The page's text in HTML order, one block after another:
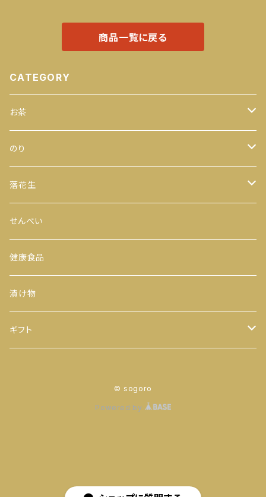
商品一覧に戻る
CATEGORY
お茶
緑茶
100ｇ
200ｇ
玄米茶
茎茶
玉露
番茶
ほうじ茶
のり
全型
手巻のり
おにぎりのり
カットのり
八千代 八福神のり
落花生
からつき
平袋（中袋サイズ）
一期一会（小袋サイズ）
せんべい
健康食品
漬け物
ギフト
© sogoro
Powered by